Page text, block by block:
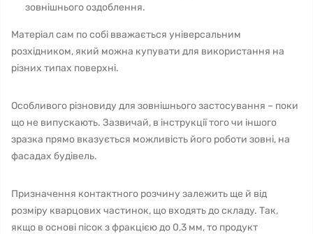
зовнішнього оздоблення.
Матеріал сам по собі вважається універсальним
розхідником, який можна купувати для використання на
різних типах поверхні.
Особливого різновиду для зовнішнього застосування – поки
що не випускають. Зазвичай, в інструкції того чи іншого
зразка прямо вказується можливість його роботи зовні, на
фасадах будівель.
Призначення контактного розчину залежить ще й від
розміру кварцових частинок, що входять до складу. Так,
якщо в основі пісок з фракцією до 0,3 мм, то продукт